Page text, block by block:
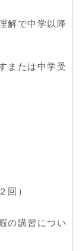
中学以降
は中学受
回）
の講習につい